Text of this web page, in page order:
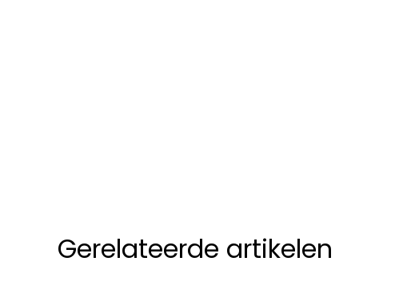
Gerelateerde artikelen